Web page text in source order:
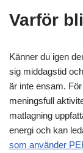
Varför
Känner du igen
sig middagstid
är inte ensam.
meningsfull
matlagning
energi och kan
som använder